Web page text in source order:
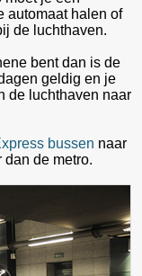
automaat halen of
de luchthaven.
bent dan is de
geldig en je
de luchthaven naar
bussen naar
de metro.